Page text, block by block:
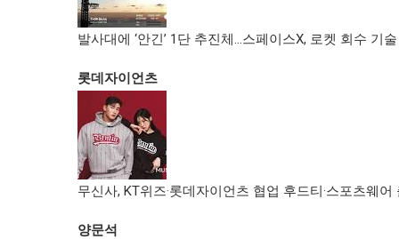
발사대에 ‘안긴’ 1단 추진체…스페이스X, 로켓 회수 기
롯데자이언츠
무신사, KT위즈·롯데자이언츠 협업 후드티·스포츠웨어
양문석